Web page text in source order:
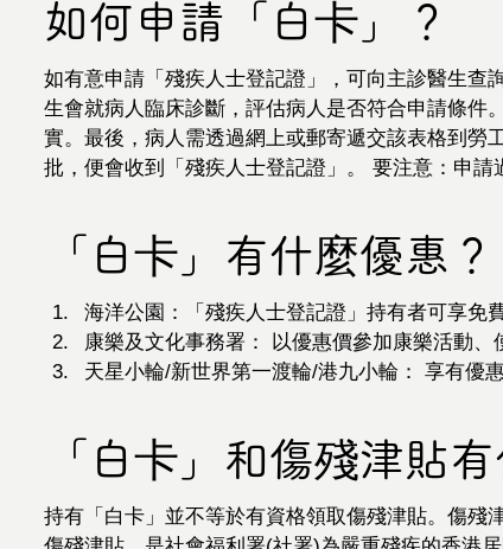
如何申請「白卡」？
如有意申請「殘疾人士登記證」，可向主診醫生查
生會就病人臨床診斷，評估病人是否符合申請條件
實。最後，病人需透過網上或郵寄遞交該表格到勞
批，便會收到「殘疾人士登記證」。 要注意：申請
「白卡」有什麼優惠？
海洋公園：「殘疾人士登記證」持有者可享免
康樂及文化事務署： 以優惠價參加康樂活動、
天星小輪/新世界第一渡輪/港九小輪： 享有優
「白卡」和傷殘津貼
持有「白卡」並不等於有資格領取傷殘津貼。傷殘